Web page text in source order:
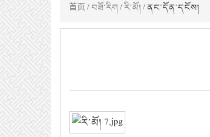
首页/བཟོ་རིག/རི་མོ།/ ནང་དོན་དངོས།